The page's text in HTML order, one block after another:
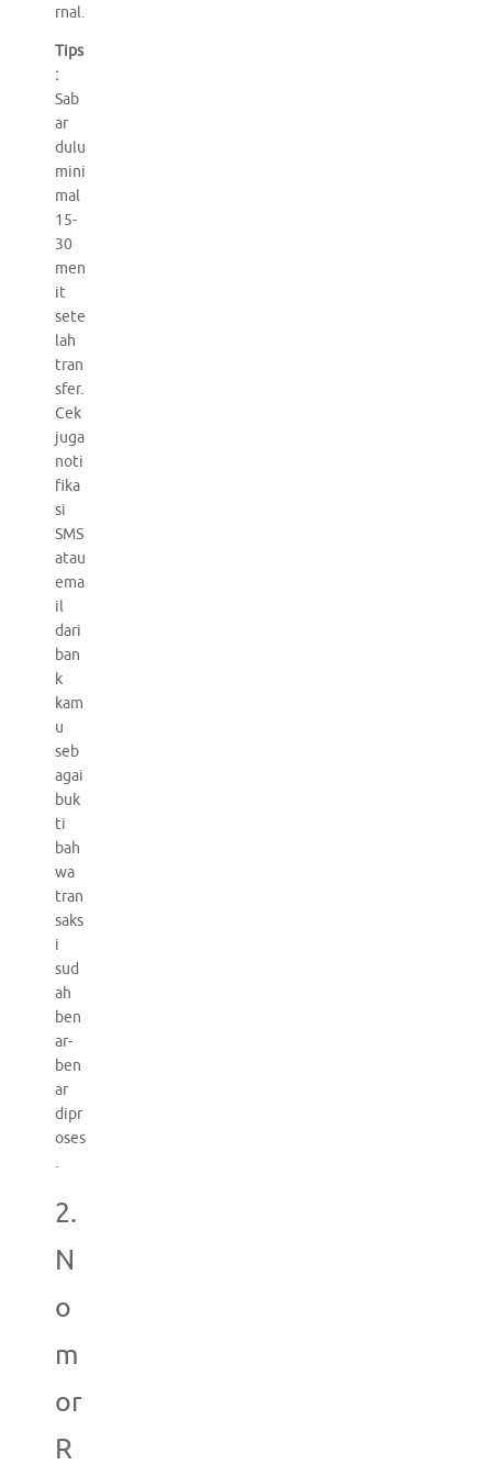
rnal.
Tips
:
Sab
ar
dulu
mini
mal
15-
30
men
it
sete
lah
tran
sfer.
Cek
juga
noti
fika
si
SMS
atau
ema
il
dari
ban
k
kam
u
seb
agai
buk
ti
bah
wa
tran
saks
i
sud
ah
ben
ar-
ben
ar
dipr
oses
.
2.
N
o
m
or
R